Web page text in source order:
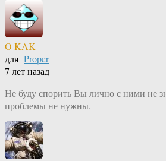
O KAK
для Proper
7 лет назад
Не буду спорить Вы лично с ними не
проблемы не нужны.